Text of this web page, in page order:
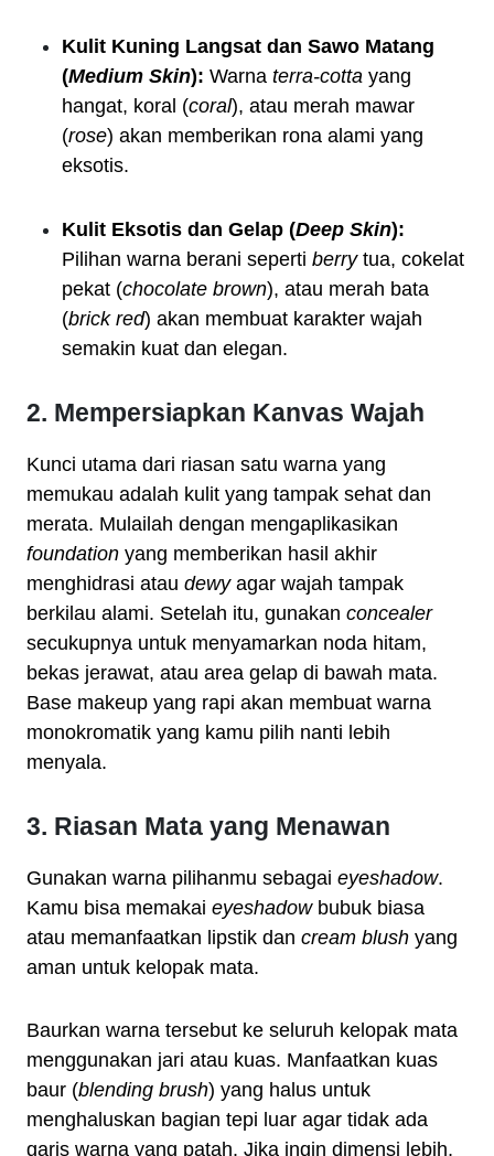
Kulit Kuning Langsat dan Sawo Matang
(Medium Skin): Warna terra-cotta yang
hangat, koral (coral), atau merah mawar
(rose) akan memberikan rona alami yang
eksotis.
Kulit Eksotis dan Gelap (Deep Skin):
Pilihan warna berani seperti berrytua, cokelat
pekat (chocolate brown), atau merah bata
(brick red) akan membuat karakter wajah
semakin kuat dan elegan.
2. Mempersiapkan Kanvas Wajah
Kunci utama dari riasan satu warna yang
memukau adalah kulit yang tampak sehat dan
merata. Mulailah dengan mengaplikasikan
foundation yang memberikan hasil akhir
menghidrasi atau dewyagar wajah tampak
berkilau alami. Setelah itu, gunakan concealer
secukupnya untuk menyamarkan noda hitam,
bekas jerawat, atau area gelap di bawah mata.
Base makeup yang rapi akan membuat warna
monokromatik yang kamu pilih nanti lebih
menyala.
3. Riasan Mata yang Menawan
Gunakan warna pilihanmu sebagai eyeshadow.
Kamu bisa memakai eyeshadowbubuk biasa
atau memanfaatkan lipstik dan cream blush yang
aman untuk kelopak mata.
Baurkan warna tersebut ke seluruh kelopak mata
menggunakan jari atau kuas. Manfaatkan kuas
baur (blending brush) yang halus untuk
menghaluskan bagian tepi luar agar tidak ada
garis warna yang patah. Jika ingin dimensi lebih,